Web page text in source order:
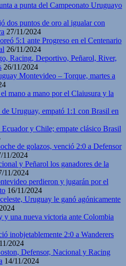
a punta del Campeonato Uruguayo
dos puntos de oro al igualar con
27/11/2024
5:1 ante Progreso en el Centenario
26/11/2024
Racing, Deportivo, Peñarol, River,
26/11/2024
Montevideo – Torque, martes a
mano a mano por el Claiusura y la
Uruguay, empató 1:1 con Brasil en
y Chile; empate clásico Brasil
de golazos, venció 2:0 a Defensor
11/2024
y Peñarol los ganadores de la
11/2024
perdieron y jugarán por el
16/11/2024
Uruguay le ganó agónicamente
y una nueva victoria ante Colombia
inobjetablemente 2:0 a Wanderers
2024
Defensor, Nacional y Racing
14/11/2024